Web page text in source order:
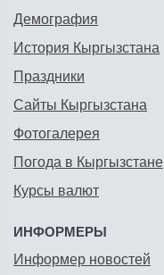
Демография
История Кыргызстана
Праздники
Сайты Кыргызстана
Фотогалерея
Погода в Кыргызстане
Курсы валют
ИНФОРМЕРЫ
Информер новостей